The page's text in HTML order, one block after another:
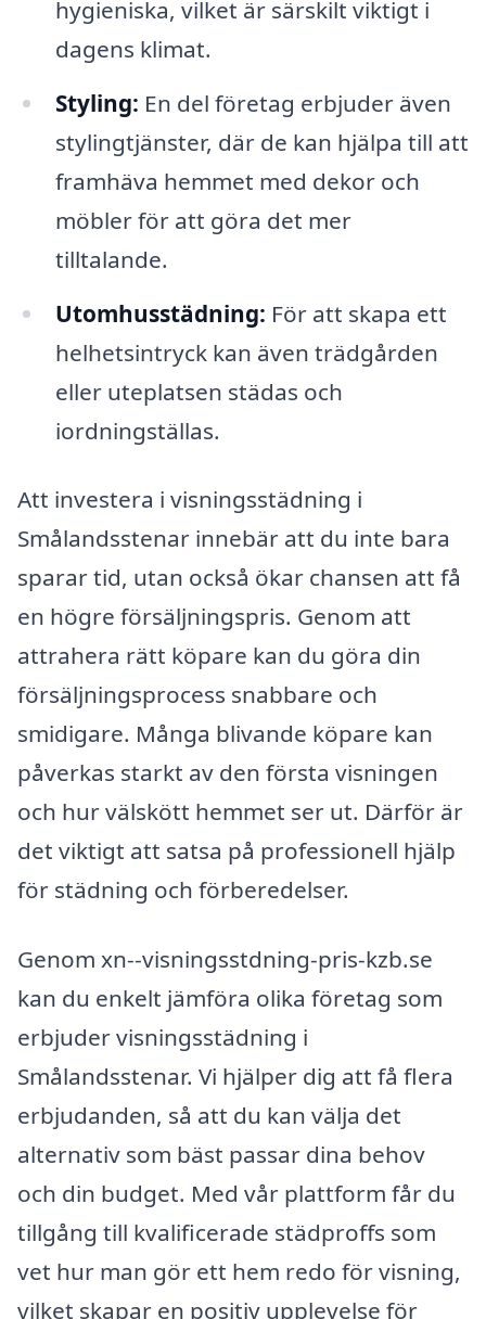
hygieniska, vilket är särskilt viktigt i
dagens klimat.
Styling: En del företag erbjuder även
stylingtjänster, där de kan hjälpa till att
framhäva hemmet med dekor och
möbler för att göra det mer
tilltalande.
Utomhusstädning: För att skapa ett
helhetsintryck kan även trädgården
eller uteplatsen städas och
iordningställas.
Att investera i visningsstädning i
Smålandsstenar innebär att du inte bara
sparar tid, utan också ökar chansen att få
en högre försäljningspris. Genom att
attrahera rätt köpare kan du göra din
försäljningsprocess snabbare och
smidigare. Många blivande köpare kan
påverkas starkt av den första visningen
och hur välskött hemmet ser ut. Därför är
det viktigt att satsa på professionell hjälp
för städning och förberedelser.
Genom xn--visningsstdning-pris-kzb.se
kan du enkelt jämföra olika företag som
erbjuder visningsstädning i
Smålandsstenar. Vi hjälper dig att få flera
erbjudanden, så att du kan välja det
alternativ som bäst passar dina behov
och din budget. Med vår plattform får du
tillgång till kvalificerade städproffs som
vet hur man gör ett hem redo för visning,
vilket skapar en positiv upplevelse för